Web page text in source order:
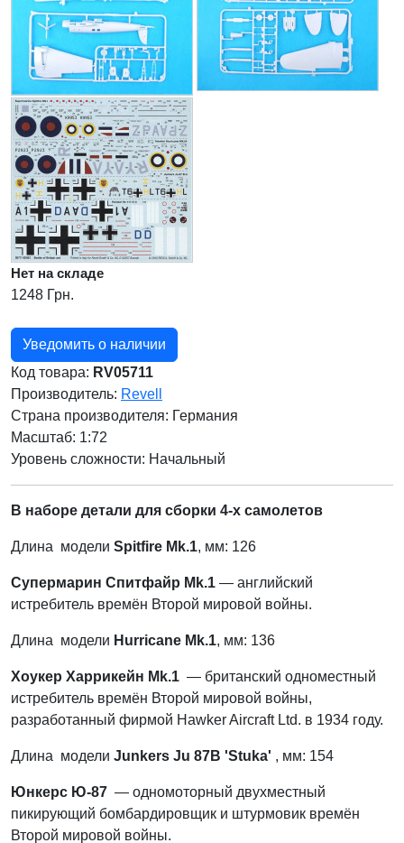
Нет на складе
1248 Грн.
Уведомить о наличии
Код товара: RV05711
Производитель: Revell
Страна производителя: Германия
Масштаб: 1:72
Уровень сложности: Начальный
В наборе детали для сборки 4-х самолетов
Длина модели Spitfire Mk.1, мм: 126
Супермарин Спитфайр Mk.1 — английский
истребитель времён Второй мировой войны.
Длина модели Hurricane Mk.1, мм: 136
Хоукер Харрикейн Mk.1 — британский одноместный
истребитель времён Второй мировой войны,
разработанный фирмой Hawker Aircraft Ltd. в 1934 году.
Длина модели Junkers Ju 87B 'Stuka' , мм: 154
Юнкерс Ю-87 — одномоторный двухместный
пикирующий бомбардировщик и штурмовик времён
Второй мировой войны.